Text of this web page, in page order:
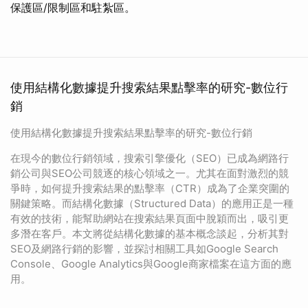
保護區/限制區和駐紮區。
使用結構化數據提升搜索結果點擊率的研究-數位行
銷
使用結構化數據提升搜索結果點擊率的研究-數位行銷
在現今的數位行銷領域，搜索引擎優化（SEO）已成為網路行
銷公司與SEO公司競逐的核心領域之一。尤其在面對激烈的競
爭時，如何提升搜索結果的點擊率（CTR）成為了企業突圍的
關鍵策略。而結構化數據（Structured Data）的應用正是一種
有效的技術，能幫助網站在搜索結果頁面中脫穎而出，吸引更
多潛在客戶。本文將從結構化數據的基本概念談起，分析其對
SEO及網路行銷的影響，並探討相關工具如Google Search
Console、Google Analytics與Google商家檔案在這方面的應
用。